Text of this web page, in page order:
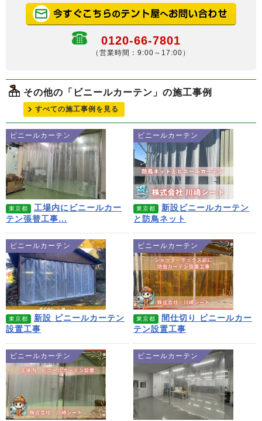
0120-66-7801
（営業時間：9:00～17:00）
その他の「ビニールカーテン」の施工事例
すべての施工事例を見る
ビニールカーテン
東京都
工場内にビニールカー
テン張替工事...
ビニールカーテン
東京都
新設ビニールカーテン
と防鳥ネット
ビニールカーテン
東京都
新設 ビニールカーテン
設置工事
ビニールカーテン
東京都
間仕切り ビニールカー
テン設置工事
ビニールカーテン ビニールカーテン